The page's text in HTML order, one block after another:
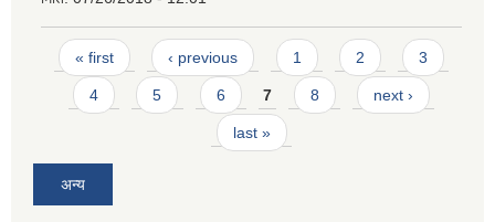
Pages
« first ‹ previous 1 2 3
4 5 6 7 8 next ›
last »
अन्य